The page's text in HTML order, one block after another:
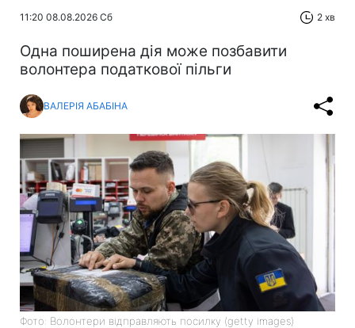
11:20 08.08.2026 Сб 2 хв
Одна поширена дія може позбавити
волонтера податкової пільги
ВАЛЕРІЯ АБАБІНА
Фото: Волонтери відправляють посилку (getty images)